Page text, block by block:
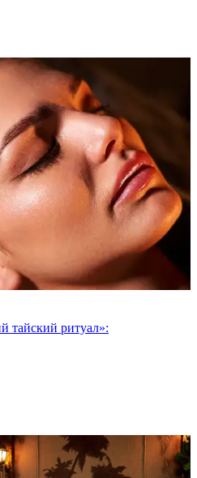
тайский ритуал»: